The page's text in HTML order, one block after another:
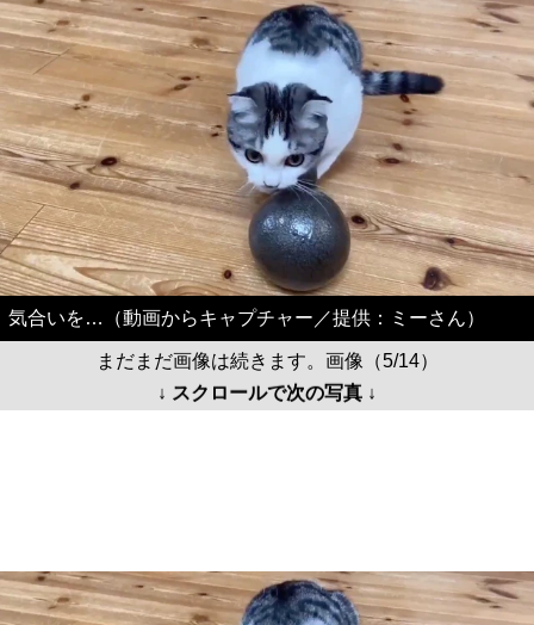
気合いを…（動画からキャプチャー／提供：ミーさん）
まだまだ画像は続きます。画像（5/14）
↓ スクロールで次の写真 ↓